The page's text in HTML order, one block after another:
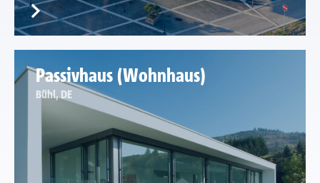
Passivhaus (Wohnhaus)
Bühl, DE